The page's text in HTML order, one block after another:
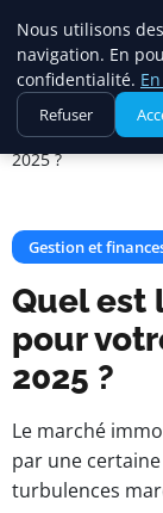
Maadi
Accueil
Gestion
Quel est le prix
2025 ?
Gestion et
Quel est
pour
2025 ?
Le marché
par une
turbulences
Nous utilisons
navigation. En
confidentialité.
Refuser